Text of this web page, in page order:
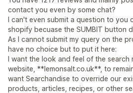
contact you even by some chat?
I can't even submit a question to you
shopify becuase the SUMBIT button
As I cannot submit my query on the
have no choice but to put it here:
I want the look and feel of the search
website, **lemonsalt.co.uk**, to
want Searchandise to override our
products, articles, recipes, or other